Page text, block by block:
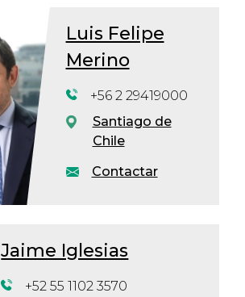
Luis Felipe
Merino
Contactar
+56 2 29419000
Santiago de
Chile
Jaime Iglesias
+52 55 1102 3570